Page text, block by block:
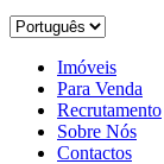
Imóveis
Para Venda
Recrutamento
Sobre Nós
Contactos